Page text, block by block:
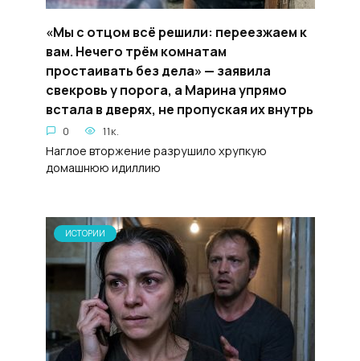
«Мы с отцом всё решили: переезжаем к
вам. Нечего трём комнатам
простаивать без дела» — заявила
свекровь у порога, а Марина упрямо
встала в дверях, не пропуская их внутрь
0 11к.
Наглое вторжение разрушило хрупкую
домашнюю идиллию
ИСТОРИИ